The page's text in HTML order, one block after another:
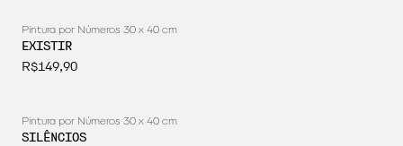
Pintura por Números 30 x 40 cm
EXISTIR
R$149,90
Pintura por Números 30 x 40 cm
SILÊNCIOS